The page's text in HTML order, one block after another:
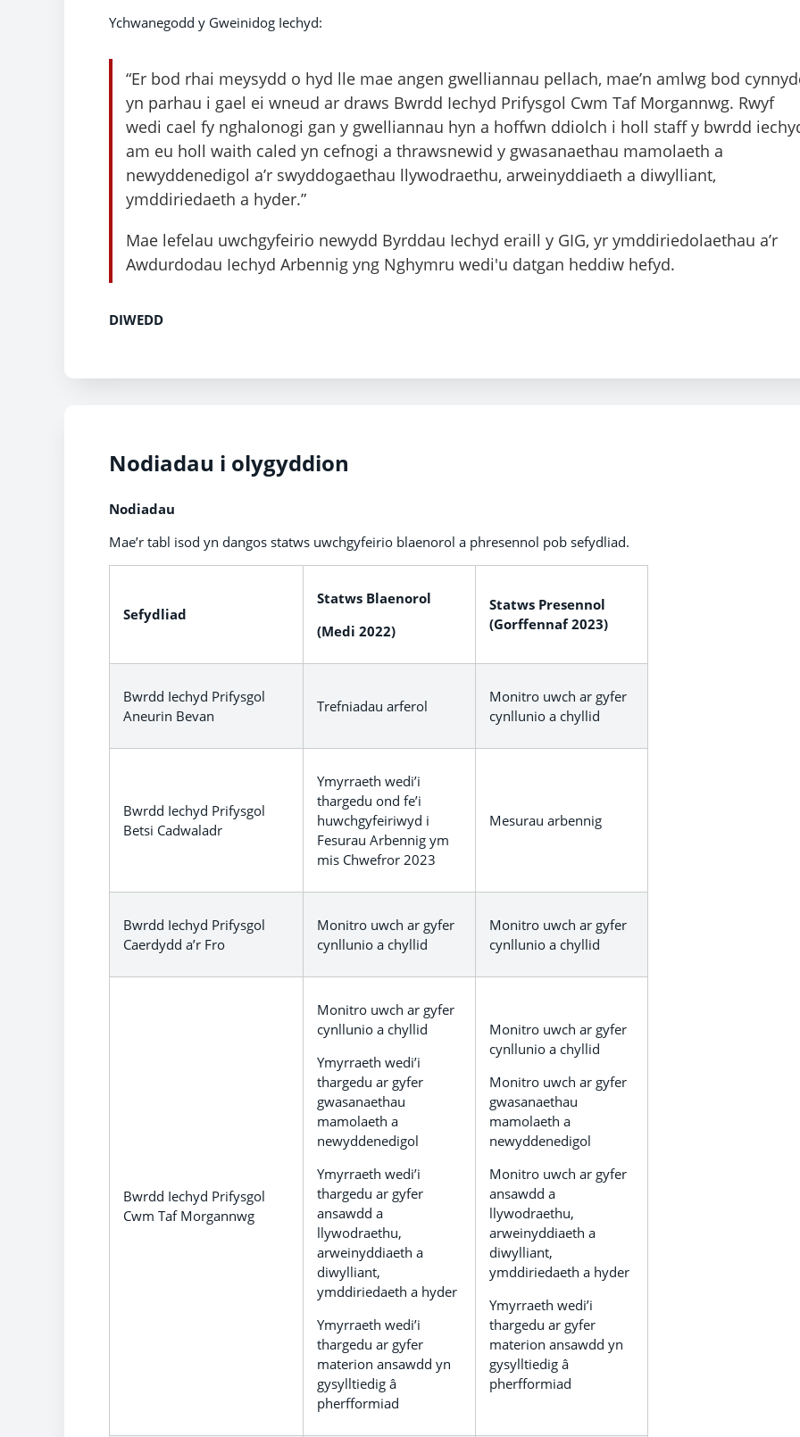
Ychwanegodd y Gweinidog Iechyd:
“Er bod rhai meysydd o hyd lle mae angen gwelliannau pellach, mae’n amlwg bod
yn parhau i gael ei wneud ar draws Bwrdd Iechyd Prifysgol Cwm Taf Morgannwg. Rwyf
wedi cael fy nghalonogi gan y gwelliannau hyn a hoffwn ddiolch i holl staff y bwrdd
am eu holl waith caled yn cefnogi a thrawsnewid y gwasanaethau mamolaeth a
newyddenedigol a’r swyddogaethau llywodraethu, arweinyddiaeth a diwylliant,
ymddiriedaeth a hyder.”
Mae lefelau uwchgyfeirio newydd Byrddau Iechyd eraill y GIG, yr ymddiriedolaethau a’r
Awdurdodau Iechyd Arbennig yng Nghymru wedi'u datgan heddiw hefyd.
DIWEDD
Nodiadau i olygyddion
Nodiadau
Mae’r tabl isod yn dangos statws uwchgyfeirio blaenorol a phresennol pob sefydliad.
Sefydliad
Statws Blaenorol
(Medi 2022)
Statws Presennol
(Gorffennaf 2023)
Bwrdd Iechyd Prifysgol
Aneurin Bevan
Trefniadau arferol
Monitro uwch ar gyfer
cynllunio a chyllid
Bwrdd Iechyd Prifysgol
Betsi Cadwaladr
Ymyrraeth wedi’i
thargedu ond fe’i
huwchgyfeiriwyd i
Fesurau Arbennig ym
mis Chwefror 2023
Mesurau arbennig
Bwrdd Iechyd Prifysgol
Caerdydd a’r Fro
Monitro uwch ar gyfer
cynllunio a chyllid
Monitro uwch ar gyfer
cynllunio a chyllid
Bwrdd Iechyd Prifysgol
Cwm Taf Morgannwg
Monitro uwch ar gyfer
cynllunio a chyllid
Ymyrraeth wedi’i
thargedu ar gyfer
gwasanaethau
mamolaeth a
newyddenedigol
Ymyrraeth wedi’i
thargedu ar gyfer
ansawdd a
llywodraethu,
arweinyddiaeth a
diwylliant,
ymddiriedaeth a hyder
Ymyrraeth wedi’i
thargedu ar gyfer
materion ansawdd yn
gysylltiedig â
pherfformiad
Monitro uwch ar gyfer
cynllunio a chyllid
Monitro uwch ar gyfer
gwasanaethau
mamolaeth a
newyddenedigol
Monitro uwch ar gyfer
ansawdd a
llywodraethu,
arweinyddiaeth a
diwylliant,
ymddiriedaeth a hyder
Ymyrraeth wedi’i
thargedu ar gyfer
materion ansawdd yn
gysylltiedig â
pherfformiad